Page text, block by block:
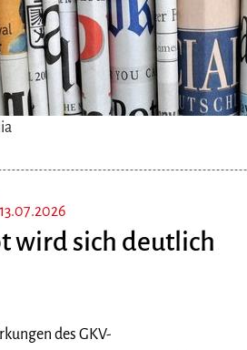
13.07.2026
wird sich deutlich
des GKV-